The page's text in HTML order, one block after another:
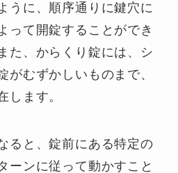
うに、順序通りに鍵穴に
って開錠することができ
た、からくり錠には、シ
がむずかしいものまで、
します。
ると、錠前にある特定の
ーンに従って動かすこと